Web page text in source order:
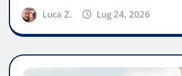
Luca Z. Lug 24, 2026